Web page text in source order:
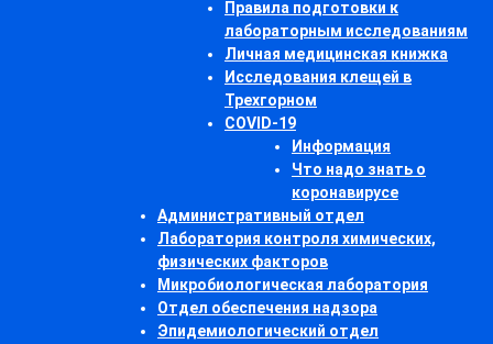
Правила подготовки к
лабораторным исследованиям
Личная медицинская книжка
Исследования клещей в
Трехгорном
COVID-19
Информация
Что надо знать о
коронавирусе
Административный отдел
Лаборатория контроля химических,
физических факторов
Микробиологическая лаборатория
Отдел обеспечения надзора
Эпидемиологический отдел